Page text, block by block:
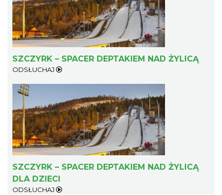
SZCZYRK – SPACER DEPTAKIEM NAD ŻYLICĄ
ODSŁUCHAJ
SZCZYRK – SPACER DEPTAKIEM NAD ŻYLICĄ
DLA DZIECI
ODSŁUCHAJ